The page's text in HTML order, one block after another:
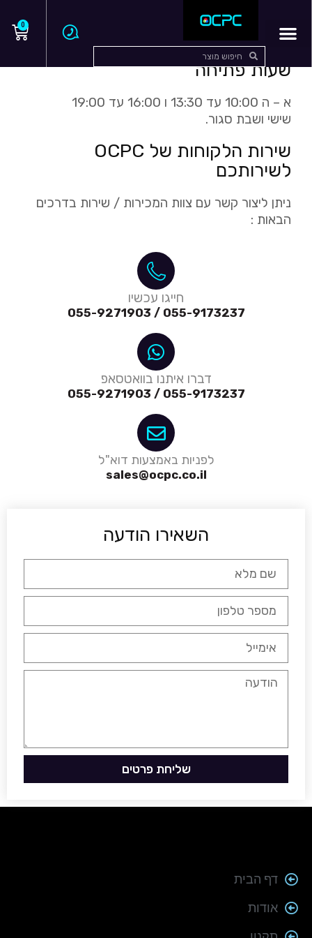
0
השאירו הודעה
שליחת פרטים
שעות פתיחה
א – ה 10:00 עד 13:30 ו 16:00 עד 19:00
שישי ושבת סגור.
שירות הלקוחות של OCPC
לשירותכם
ניתן ליצור קשר עם צוות המכירות / שירות בדרכים
הבאות :
חייגו עכשיו
055-9173237 / 055-9271903
דברו איתנו בוואטסאפ
055-9173237 / 055-9271903
לפניות באמצעות דוא"ל
sales@ocpc.co.il
דף הבית
אודות